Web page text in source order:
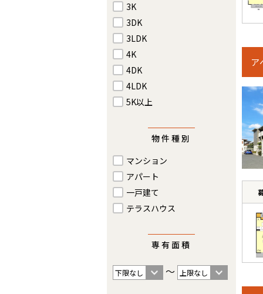
3K
3DK
3LDK
4K
4DK
4LDK
5K以上
物件種別
マンション
アパート
一戸建て
テラスハウス
専有面積
〜
ア